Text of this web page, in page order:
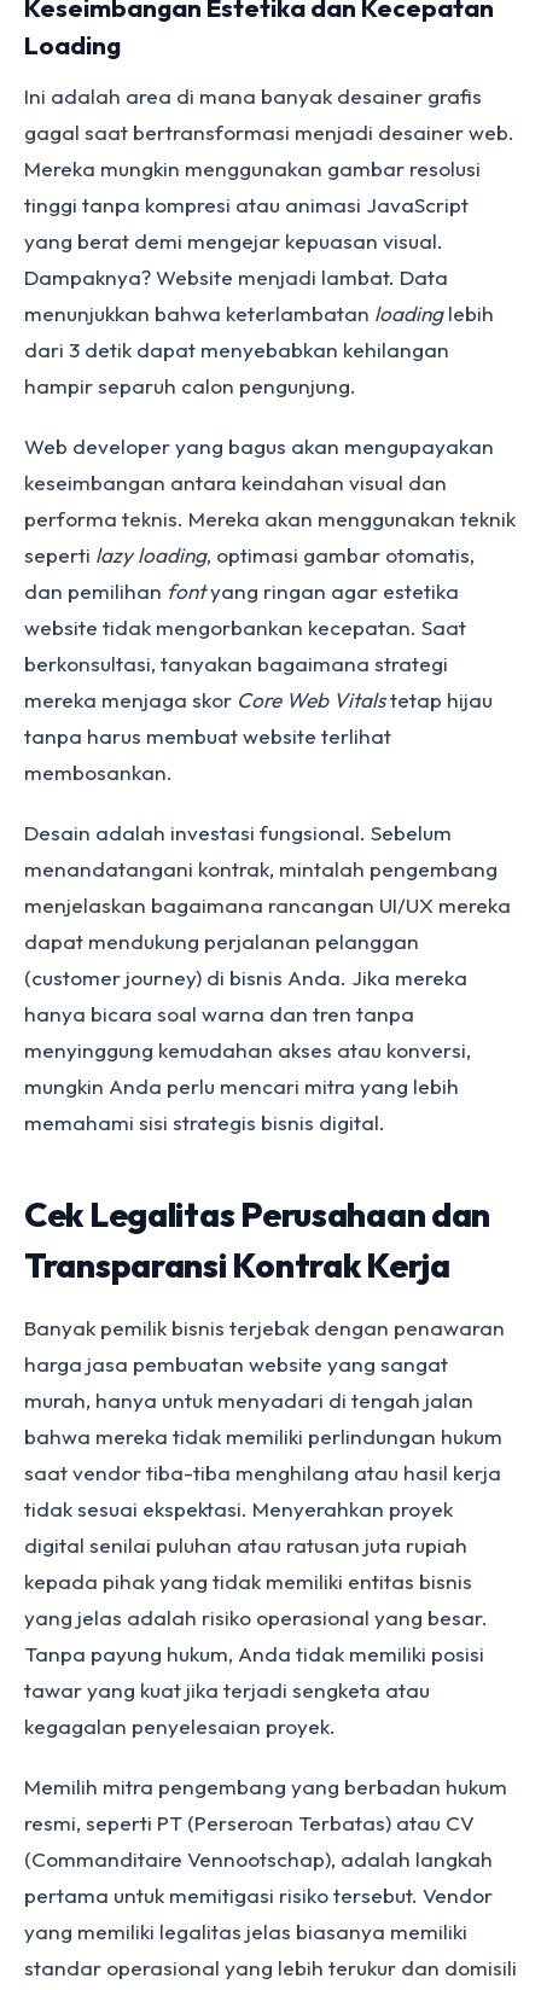
Keseimbangan Estetika dan Kecepatan
Loading
Ini adalah area di mana banyak desainer grafis
gagal saat bertransformasi menjadi desainer web.
Mereka mungkin menggunakan gambar resolusi
tinggi tanpa kompresi atau animasi JavaScript
yang berat demi mengejar kepuasan visual.
Dampaknya? Website menjadi lambat. Data
menunjukkan bahwa keterlambatan loadinglebih
dari 3 detik dapat menyebabkan kehilangan
hampir separuh calon pengunjung.
Web developer yang bagus akan mengupayakan
keseimbangan antara keindahan visual dan
performa teknis. Mereka akan menggunakan teknik
seperti lazy loading, optimasi gambar otomatis,
dan pemilihan fontyang ringan agar estetika
website tidak mengorbankan kecepatan. Saat
berkonsultasi, tanyakan bagaimana strategi
mereka menjaga skor Core Web Vitalstetap hijau
tanpa harus membuat website terlihat
membosankan.
Desain adalah investasi fungsional. Sebelum
menandatangani kontrak, mintalah pengembang
menjelaskan bagaimana rancangan UI/UX mereka
dapat mendukung perjalanan pelanggan
(customer journey) di bisnis Anda. Jika mereka
hanya bicara soal warna dan tren tanpa
menyinggung kemudahan akses atau konversi,
mungkin Anda perlu mencari mitra yang lebih
memahami sisi strategis bisnis digital.
Cek Legalitas Perusahaan dan
Transparansi Kontrak Kerja
Banyak pemilik bisnis terjebak dengan penawaran
harga jasa pembuatan website yang sangat
murah, hanya untuk menyadari di tengah jalan
bahwa mereka tidak memiliki perlindungan hukum
saat vendor tiba-tiba menghilang atau hasil kerja
tidak sesuai ekspektasi. Menyerahkan proyek
digital senilai puluhan atau ratusan juta rupiah
kepada pihak yang tidak memiliki entitas bisnis
yang jelas adalah risiko operasional yang besar.
Tanpa payung hukum, Anda tidak memiliki posisi
tawar yang kuat jika terjadi sengketa atau
kegagalan penyelesaian proyek.
Memilih mitra pengembang yang berbadan hukum
resmi, seperti PT (Perseroan Terbatas) atau CV
(Commanditaire Vennootschap), adalah langkah
pertama untuk memitigasi risiko tersebut. Vendor
yang memiliki legalitas jelas biasanya memiliki
standar operasional yang lebih terukur dan domisili